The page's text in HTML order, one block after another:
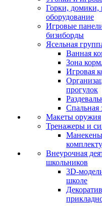
Горки, домики,
оборудование
Игровые
бизиборды
Ясельная
Ванная
Зона
Игровая
прогулок
Спальная
Макеты оружия
Тренажеры и
Внеурочная
школьников
3D-
школе